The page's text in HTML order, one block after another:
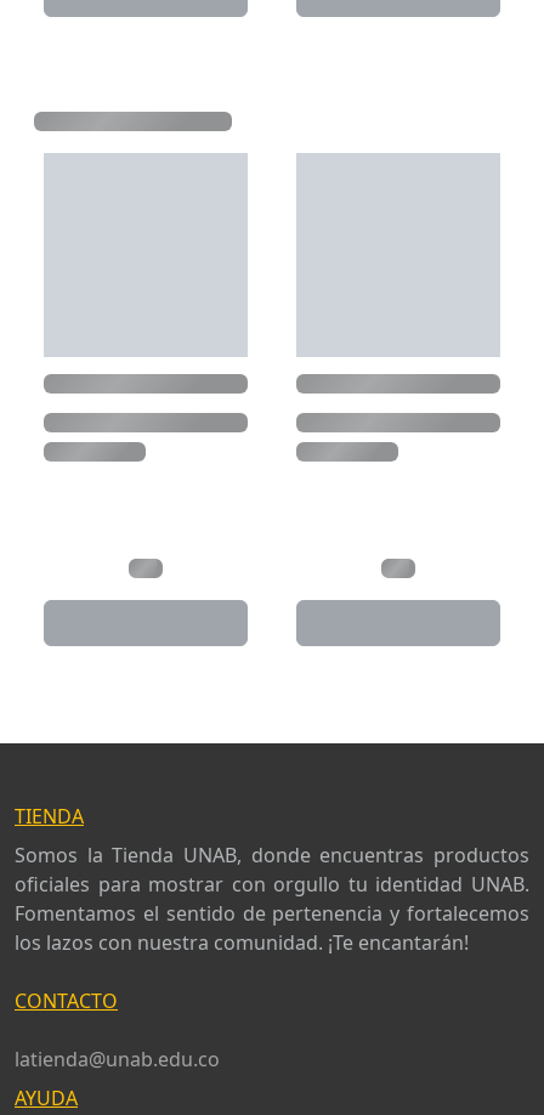
TIENDA
Somos la Tienda UNAB, donde encuentras productos
oficiales para mostrar con orgullo tu identidad UNAB.
Fomentamos el sentido de pertenencia y fortalecemos
los lazos con nuestra comunidad. ¡Te encantarán!
CONTACTO
latienda@unab.edu.co
AYUDA